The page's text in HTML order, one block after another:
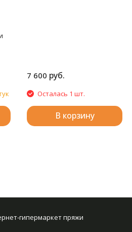
7 600 руб.
Осталась 1 шт.
В корзину
гипермаркет пряжи